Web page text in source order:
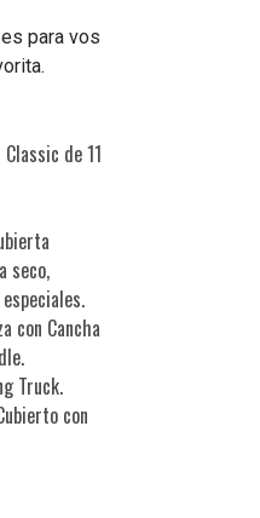
para vos
de 11
seco,
con Cancha
Truck.
con